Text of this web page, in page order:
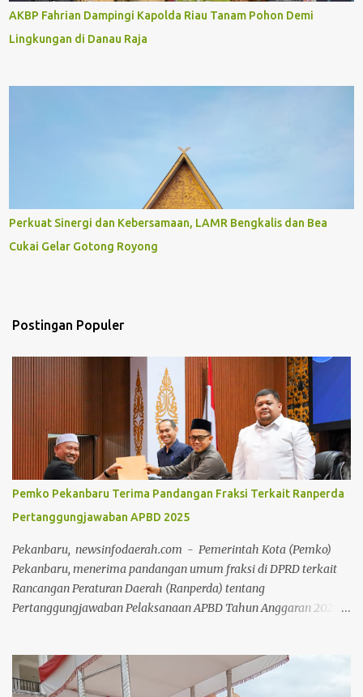
AKBP Fahrian Dampingi Kapolda Riau Tanam Pohon Demi
Lingkungan di Danau Raja
Perkuat Sinergi dan Kebersamaan, LAMR Bengkalis dan Bea
Cukai Gelar Gotong Royong
Postingan Populer
Pemko Pekanbaru Terima Pandangan Fraksi Terkait Ranperda
Pertanggungjawaban APBD 2025
Pekanbaru, newsinfodaerah.com - Pemerintah Kota (Pemko)
Pekanbaru, menerima pandangan umum fraksi di DPRD terkait
Rancangan Peraturan Daerah (Ranperda) tentang
Pertanggungjawaban Pelaksanaan APBD Tahun Anggaran 2025.
DPRD Pekanbaru, Senin (20/7/2026) siang. Rapat Paripurna
dipimpin secara langsung oleh Ketua DPRD Muhammad Isa